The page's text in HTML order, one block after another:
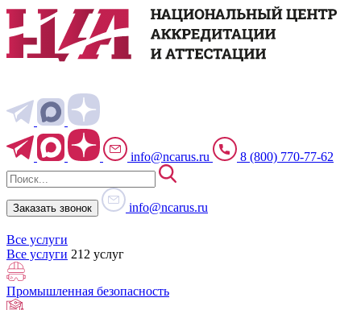
info@ncarus.ru 8 (800) 770-77-62
Заказать звонок info@ncarus.ru
Все услуги
Все услуги 212 услуг
Промышленная безопасность